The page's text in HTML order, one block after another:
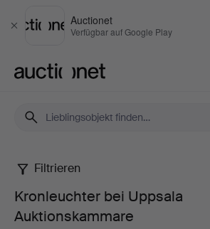
Schließen
Auctionet
Verfügbar auf Google Play
Kronleuchter
bei
Filtrieren
Kronleuchter bei Uppsala
Auktionskammare